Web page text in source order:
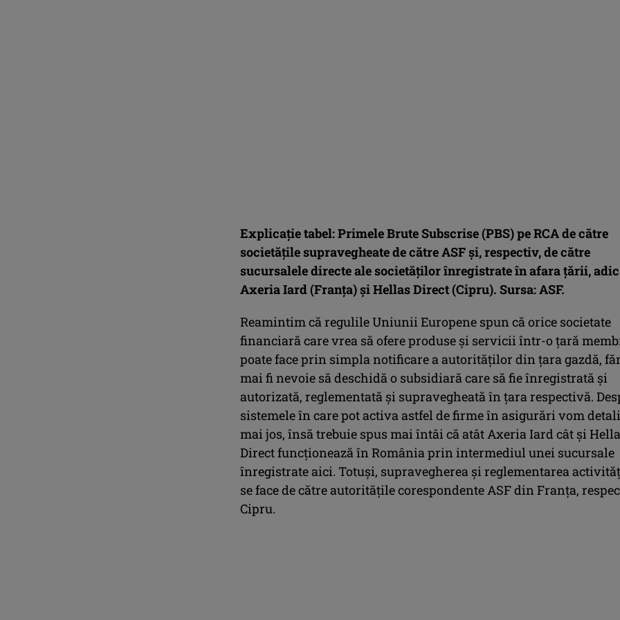
Explicație tabel: Primele Brute Subscrise (PBS) pe RCA de către
societățile supravegheate de către ASF și, respectiv, de către
sucursalele directe ale societăților înregistrate în afara țării,
Axeria Iard (Franța) și Hellas Direct (Cipru). Sursa: ASF.
Reamintim că regulile Uniunii Europene spun că orice societate
financiară care vrea să ofere produse și servicii într-o țară
poate face prin simpla notificare a autorităților din țara gazdă,
mai fi nevoie să deschidă o subsidiară care să fie înregistrată și
autorizată, reglementată și supravegheată în țara respectivă.
sistemele în care pot activa astfel de firme în asigurări vom
mai jos, însă trebuie spus mai întâi că atât Axeria Iard cât și
Direct funcționează în România prin intermediul unei sucursale
înregistrate aici. Totuși, supravegherea și reglementarea
se face de către autoritățile corespondente ASF din Franța,
Cipru.